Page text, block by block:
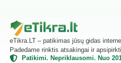
eTikra.LT – patikimas jūsų gidas
Padedame rinktis atsakingai ir
Patikimi. Nepriklausomi. Nuo